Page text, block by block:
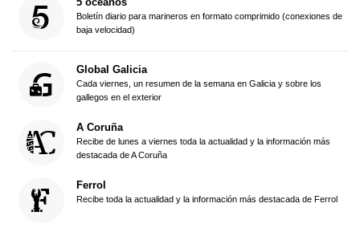
Boletín diario para marineros en formato comprimido (conexiones de
baja velocidad)
Global Galicia
Cada viernes, un resumen de la semana en Galicia y sobre los
gallegos en el exterior
A Coruña
Recibe de lunes a viernes toda la actualidad y la información más
destacada de A Coruña
Ferrol
Recibe toda la actualidad y la información más destacada de Ferrol